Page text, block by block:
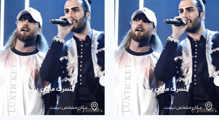
بلیط
کنسرت ماکان بند
مکان مشخص نیست
بلیط
کنسرت ماکان بند
مکان مشخص نیست